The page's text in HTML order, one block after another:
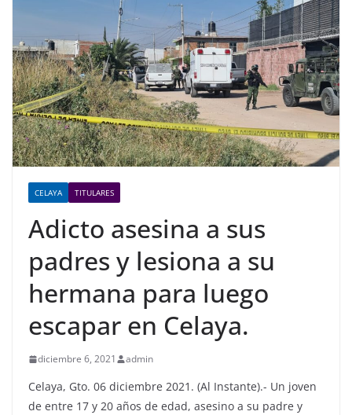
CELAYA TITULARES
Adicto asesina a sus
padres y lesiona a su
hermana para luego
escapar en Celaya.
diciembre 6, 2021 admin
Celaya, Gto. 06 diciembre 2021. (Al Instante).- Un joven
de entre 17 y 20 años de edad, asesino a su padre y